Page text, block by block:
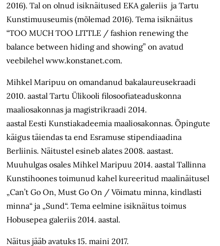
2016). Tal on olnud isiknäitused EKA galeriis ja Tartu
Kunstimuuseumis (mõlemad 2016). Tema isiknäitus
“TOO MUCH TOO LITTLE / fashion renewing the
balance between hiding and showing” on avatud
veebilehel www.konstanet.com.
Mihkel Maripuu on omandanud bakalaureusekraadi
2010. aastal Tartu Ülikooli filosoofiateaduskonna
maaliosakonnas ja magistrikraadi 2014.
aastal Eesti Kunstiakadeemia maaliosakonnas. Õpingute
käigus täiendas ta end Esramuse stipendiaadina
Berliinis. Näitustel esineb alates 2008. aastast.
Muuhulgas osales Mihkel Maripuu 2014. aastal Tallinna
Kunstihoones toimunud kahel kureeritud maalinäitusel
„Can’t Go On, Must Go On / Võimatu minna, kindlasti
minna“ ja „Sund“. Tema eelmine isiknäitus toimus
Hobusepea galeriis 2014. aastal.
Näitus jääb avatuks 15. maini 2017.